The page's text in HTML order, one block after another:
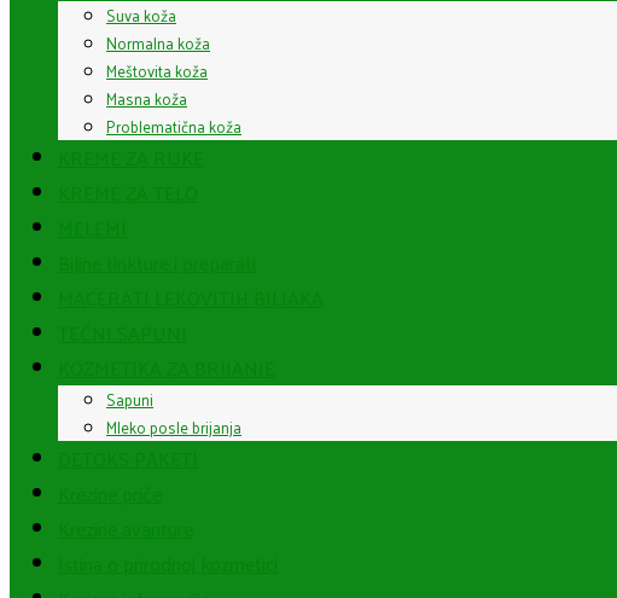
Suva koža
Normalna koža
Meštovita koža
Masna koža
Problematična koža
Sapuni
Mleko posle brijanja